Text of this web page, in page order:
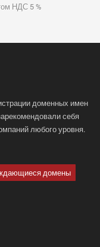
НДС 5 %
доменных имен
себя
любого уровня.
домены